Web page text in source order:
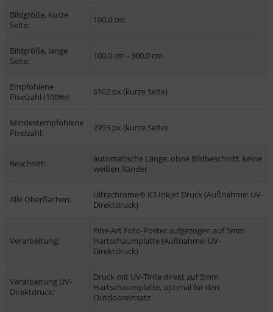
Bildgröße, kurze
Seite:
100,0 cm
Bildgröße, lange
Seite:
100,0 cm - 300,0 cm
Empfohlene
Pixelzahl (100%):
6102 px (kurze Seite)
Mindestempfohlene
Pixelzahl:
2953 px (kurze Seite)
Beschnitt:
automatische Länge, ohne Bildbeschnitt, keine
weißen Ränder
Alle Oberflächen:
Ultrachrome® K3 Inkjet Druck (Außnahme: UV-
Direktdruck)
Verarbeitung:
Fine-Art Foto-Poster aufgezogen auf 5mm
Hartschaumplatte (Außnahme: UV-
Direktdruck)
Verarbeitung UV-
Direktdruck:
Druck mit UV-Tinte direkt auf 5mm
Hartschaumplatte, optimal für den
Outdooreinsatz